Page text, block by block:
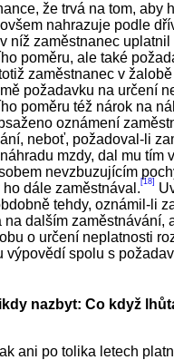
že trvá na tom, aby
nahrazuje podle
níž zaměstnanec
poměru, ale také
zaměstnanec v
požadavku na určení
poměru též nárok na
oznámení
neboť, požadoval-li
mzdy, dal mu tím
nevzbuzujícím
dále zaměstnával. [18]
tehdy, oznámil-li
na dalším zaměstnávání,
o určení neplatnosti
výpovědí spolu s
nazbyt: Co když
ani po tolika letech